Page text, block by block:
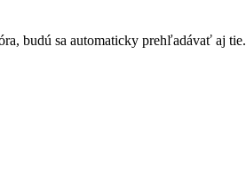
budú sa automaticky prehľadávať aj tie.